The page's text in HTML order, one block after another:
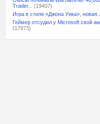
Trader...
(19407)
Игра в стиле «Джона Уика», новая...
Геймер отсудил у Microsoft свой
(17973)